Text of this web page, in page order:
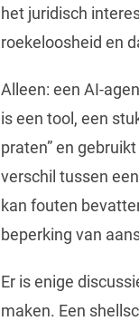
het juridisch
roekeloosheid en
Alleen: een AI-
is een tool, een
praten” en
verschil tussen
kan fouten
beperking van
Er is enige
maken. Een